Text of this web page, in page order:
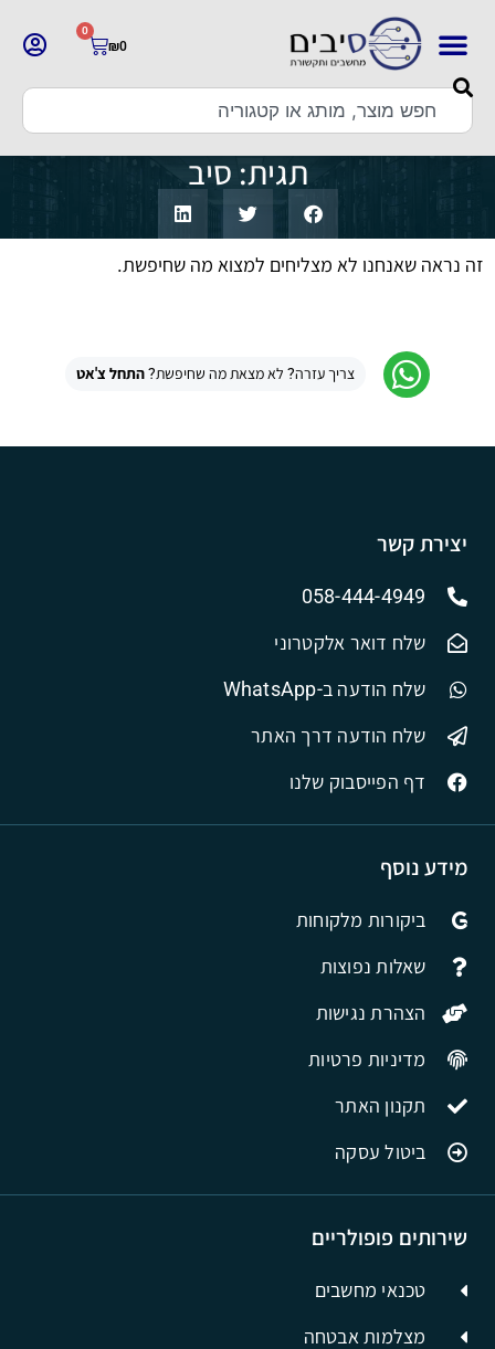
₪0
0
תגית: סיב
זה נראה שאנחנו לא מצליחים למצוא מה שחיפשת.
צריך עזרה? לא מצאת מה שחיפשת?התחל צ'אט
שירותים פופולריים
טכנאי מחשבים
מצלמות אבטחה
מידע נוסף
ביקורות מלקוחות
שאלות נפוצות
הצהרת נגישות
מדיניות פרטיות
תקנון האתר
ביטול עסקה
יצירת קשר
058-444-4949
שלח דואר אלקטרוני
שלח הודעה ב-WhatsApp
שלח הודעה דרך האתר
דף הפייסבוק שלנו